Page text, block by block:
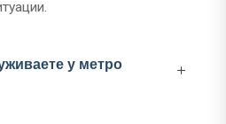
у метро